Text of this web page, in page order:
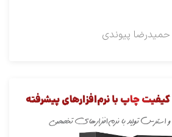
حمیدرضا پیوندی